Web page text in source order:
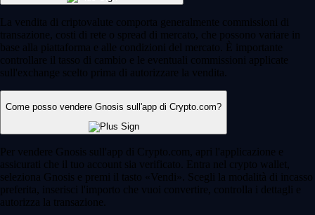
La vendita di criptovalute comporta generalmente commissioni di
transazione, costi di rete o spread di mercato, che possono variare in
base alla piattaforma e alle condizioni del mercato. È importante
controllare il tasso di cambio e le eventuali commissioni applicate
sull'exchange scelto prima di autorizzare la vendita.
Come posso vendere Gnosis sull'app di Crypto.com?
Per vendere Gnosis sull'app di Crypto.com, apri l'applicazione e
assicurati che il tuo account sia verificato. Entra nel crypto wallet,
seleziona Gnosis e premi il tasto «Vendi». Scegli la modalità di incasso
preferita, inserisci l'importo che vuoi convertire, controlla i dettagli e
autorizza la transazione.